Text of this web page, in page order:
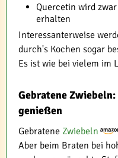
Quercetin wird
erhalten
Interessanterweise
durch's Kochen sogar
Es ist wie bei vielem im
Gebratene
genießen
Gebratene Zwiebeln
Aber beim Braten bei